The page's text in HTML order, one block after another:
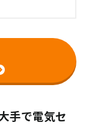
手で電気セ